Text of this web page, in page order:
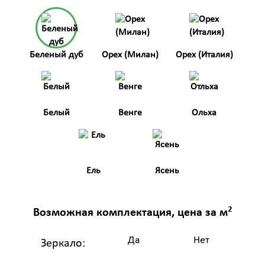
Беленый дуб Орех (Милан) Орех (Италия)
Белый Венге Ольха
Ель Ясень
Возможная комплектация, цена за м2
Зеркало: Да Нет